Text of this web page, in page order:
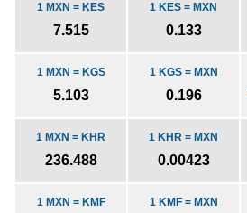
1 KES = MXN
0.133
1 MXN = KES
7.515
1 KGS = MXN
0.196
1 MXN = KGS
5.103
1 KHR = MXN
0.00423
1 MXN = KHR
236.488
1 KMF = MXN
1 MXN = KMF